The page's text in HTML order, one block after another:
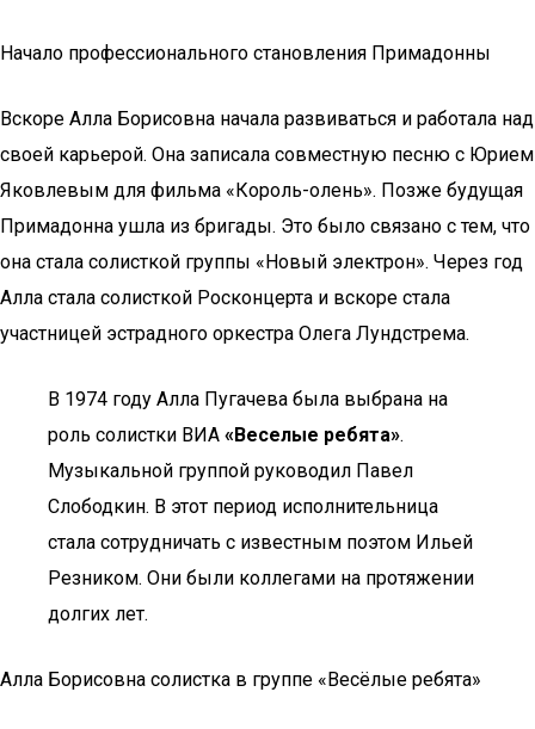
Начало профессионального становления Примадонны
Вскоре Алла Борисовна начала развиваться и работала над
своей карьерой. Она записала совместную песню с Юрием
Яковлевым для фильма «Король-олень». Позже будущая
Примадонна ушла из бригады. Это было связано с тем, что
она стала солисткой группы «Новый электрон». Через год
Алла стала солисткой Росконцерта и вскоре стала
участницей эстрадного оркестра Олега Лундстрема.
В 1974 году Алла Пугачева была выбрана на
роль солистки ВИА «Веселые ребята».
Музыкальной группой руководил Павел
Слободкин. В этот период исполнительница
стала сотрудничать с известным поэтом Ильей
Резником. Они были коллегами на протяжении
долгих лет.
Алла Борисовна солистка в группе «Весёлые ребята»